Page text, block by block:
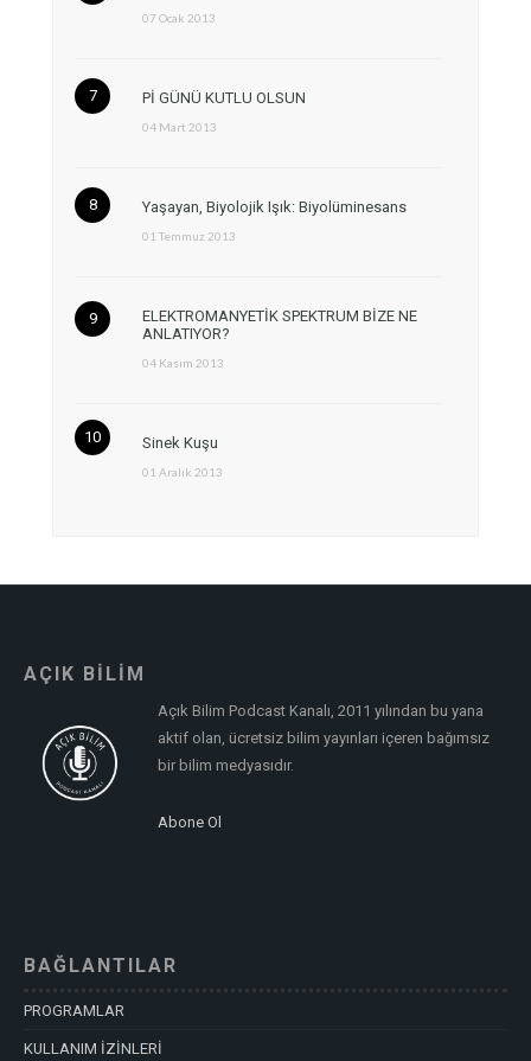
07 Ocak 2013
Pİ GÜNÜ KUTLU OLSUN
04 Mart 2013
Yaşayan, Biyolojik Işık: Biyolüminesans
01 Temmuz 2013
ELEKTROMANYETİK SPEKTRUM BİZE NE
ANLATIYOR?
04 Kasım 2013
Sinek Kuşu
01 Aralık 2013
AÇIK BİLİM
Açık Bilim Podcast Kanalı, 2011 yılından bu yana
aktif olan, ücretsiz bilim yayınları içeren bağımsız
bir bilim medyasıdır.
Abone Ol
BAĞLANTILAR
PROGRAMLAR
KULLANIM İZİNLERİ